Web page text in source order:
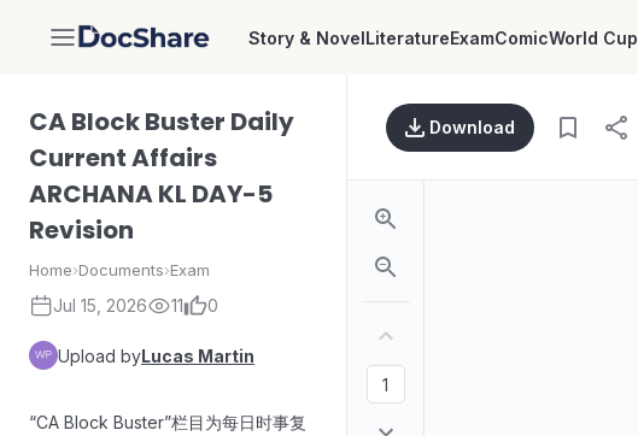
DocShare Story & NovelLiteratureExamComicWorld Cup
CA Block Buster Daily
Current Affairs
ARCHANA KL DAY-5
Revision
Home›Documents›Exam
Jul 15, 2026 11 0
Upload byLucas Martin
“CA Block Buster”栏目为每日时事复
Download